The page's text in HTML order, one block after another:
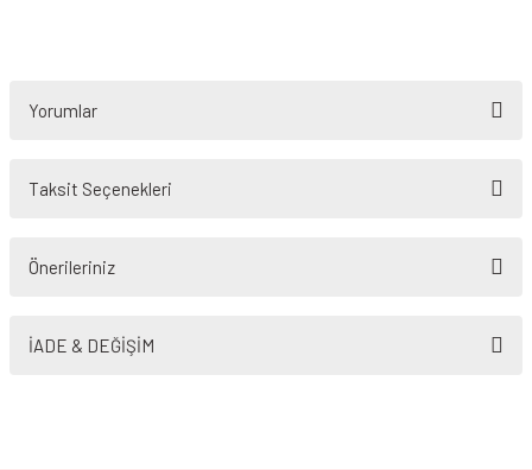
Yorumlar
Taksit Seçenekleri
Önerileriniz
yetersiz gördüğünüz noktaları öneri formunu kullanarak tarafımıza
İADE & DEĞİŞİM